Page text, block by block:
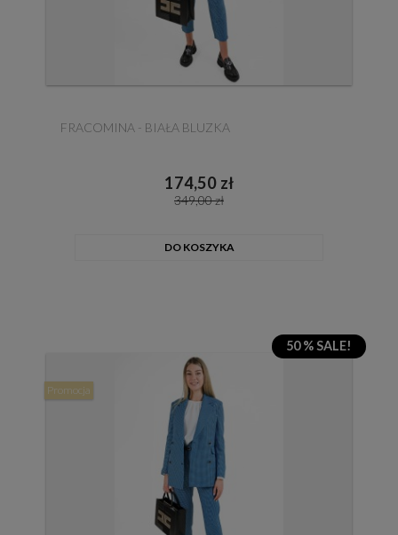
FRACOMINA - BIAŁA BLUZKA
174,50 zł
349,00 zł
DO KOSZYKA
50 % SALE!
Promocja